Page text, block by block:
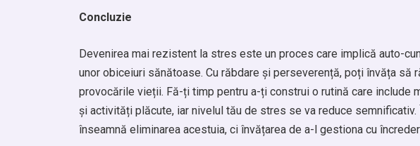
Concluzie
Devenirea mai rezistent la stres este un proces care implică auto-
unor obiceiuri sănătoase. Cu răbdare și perseverență, poți învăța să
provocările vieții. Fă-ți timp pentru a-ți construi o rutină care include
și activități plăcute, iar nivelul tău de stres se va reduce
înseamnă eliminarea acestuia, ci învățarea de a-l gestiona cu